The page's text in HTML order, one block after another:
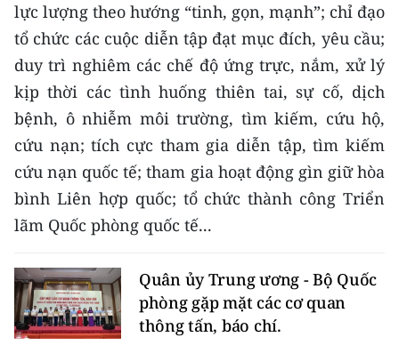
Đông Nam Bộ
Đồng bằng sông Cửu Long
Chuyên trang Hà Nội
Chuyên trang TP. Hồ Chí Minh
CHUYÊN ĐỀ
CÁC CHUYÊN TRANG
VỀ BÁO NHÂN DÂN
THỜI NAY
lực lượng theo hướng “tinh, gọn, mạnh”; chỉ đạo
tổ chức các cuộc diễn tập đạt mục đích, yêu cầu;
duy trì nghiêm các chế độ ứng trực, nắm, xử lý
kịp thời các tình huống thiên tai, sự cố, dịch
bệnh, ô nhiễm môi trường, tìm kiếm, cứu hộ,
cứu nạn; tích cực tham gia diễn tập, tìm kiếm
cứu nạn quốc tế; tham gia hoạt động gìn giữ hòa
bình Liên hợp quốc; tổ chức thành công Triển
lãm Quốc phòng quốc tế...
Quân ủy Trung ương - Bộ Quốc
phòng gặp mặt các cơ quan
thông tấn, báo chí.